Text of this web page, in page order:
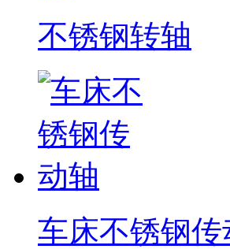
不锈钢转轴
车床不锈钢传